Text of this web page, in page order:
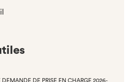
DEMANDE DE PRISE EN CHARGE 2026-